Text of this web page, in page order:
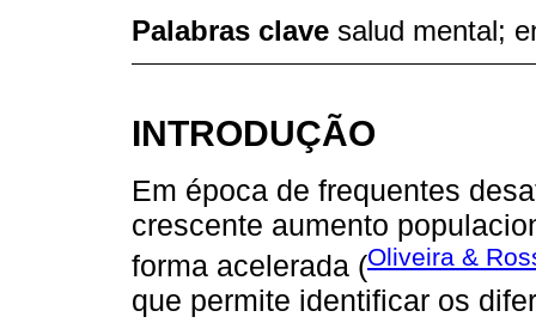
Palabras clave salud mental;
INTRODUÇÃO
Em época de frequentes
crescente aumento
forma acelerada (Oliveira &
que permite identificar os